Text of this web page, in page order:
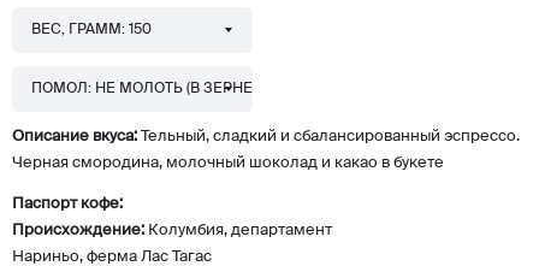
ВЕС, ГРАММ: 150
ПОМОЛ: НЕ МОЛОТЬ (В ЗЕРНЕ)
Описание вкуса: Тельный, сладкий и сбалансированный эспрессо.
Черная смородина, молочный шоколад и какао в букете
Паспорт кофе:
Происхождение: Колумбия, департамент
Нариньо, ферма Лас Тагас